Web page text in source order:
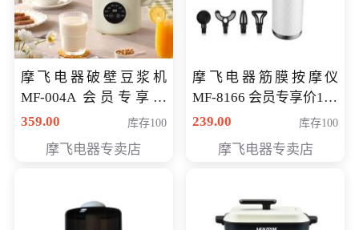
摩飞电器破壁豆浆机
MF-004A 会员专享价
168元
359.00 库存100
摩飞电器专卖店
摩飞电器筋膜按摩仪
MF-8166 会员专享价168
元
239.00 库存100
摩飞电器专卖店